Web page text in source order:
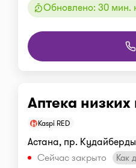
Обновлено: 30 мин.
Аптека низких
Kaspi RED
Астана, пр.
Сейчас закрыто
Как